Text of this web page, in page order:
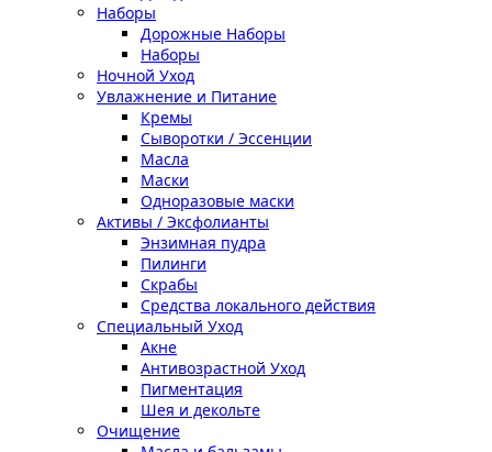
Наборы
Дорожные Наборы
Наборы
Ночной Уход
Увлажнение и Питание
Кремы
Сыворотки / Эссенции
Масла
Маски
Одноразовые маски
Активы / Эксфолианты
Энзимная пудра
Пилинги
Скрабы
Средства локального действия
Специальный Уход
Акне
Антивозрастной Уход
Пигментация
Шея и декольте
Очищение